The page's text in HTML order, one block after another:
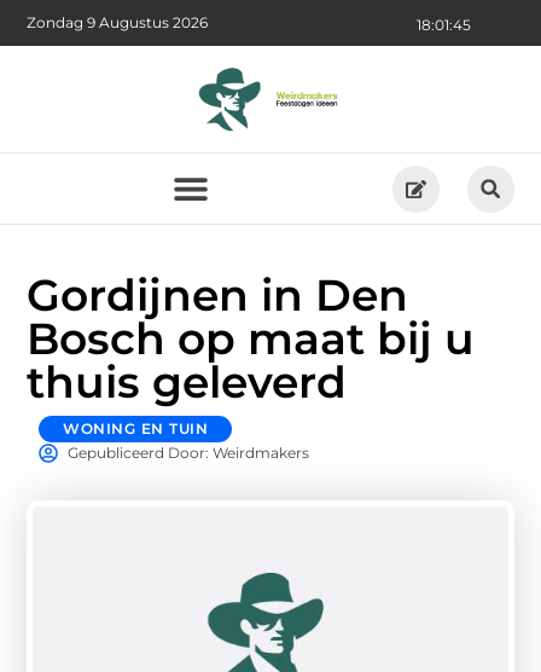
18:01:46
Zondag 9 Augustus 2026
Gordijnen in Den
Bosch op maat bij u
thuis geleverd
WONING EN TUIN
Gepubliceerd Door: Weirdmakers